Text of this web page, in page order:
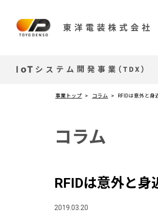
事業トップ コラム RFIDは意外と身
コラム
RFIDは意外と身
2019.03.20